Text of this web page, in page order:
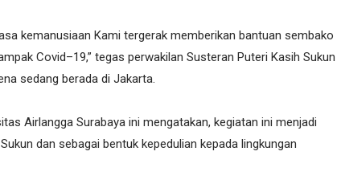
kemanusiaan Kami tergerak memberikan bantuan sembako
Covid–19,” tegas perwakilan Susteran Puteri Kasih Sukun
sedang berada di Jakarta.
Airlangga Surabaya ini mengatakan, kegiatan ini menjadi
dan sebagai bentuk kepedulian kepada lingkungan